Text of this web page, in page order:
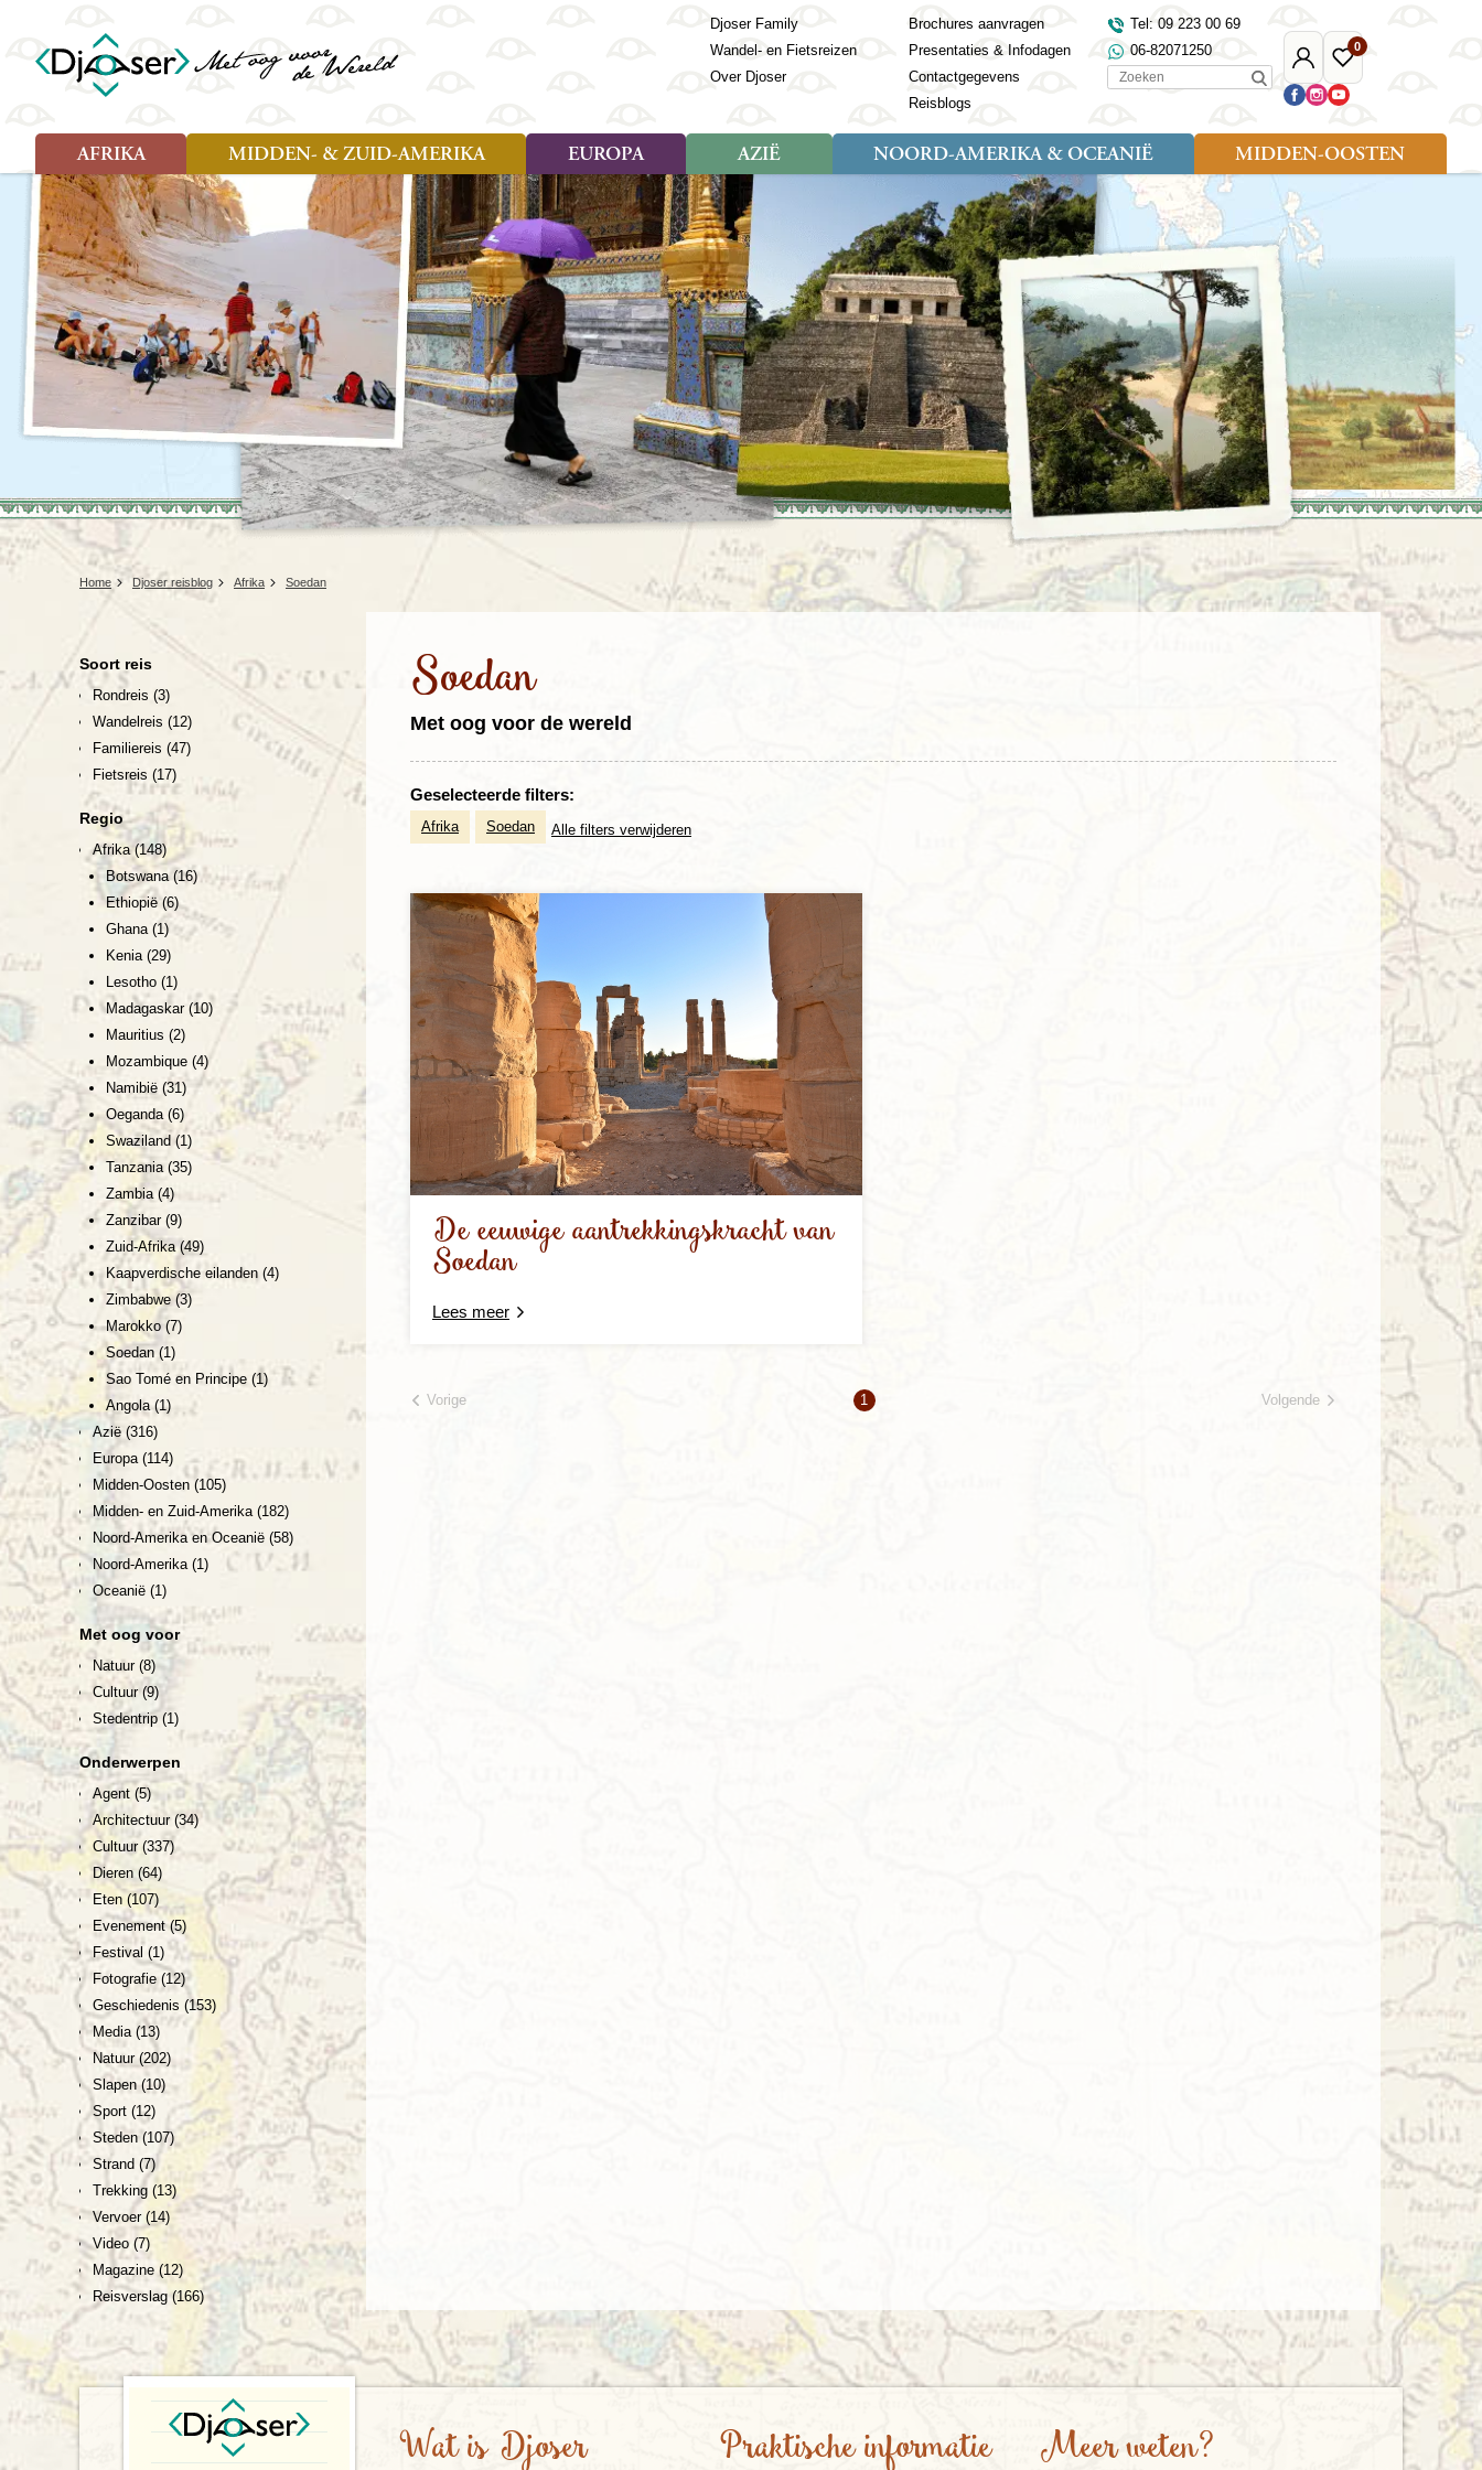
Mijn
Djoser
0
Favoriete
reizen
Djoser Family
Wandel- en Fietsreizen
Over Djoser
Brochures aanvragen
Presentaties & Infodagen
Contactgegevens
Reisblogs
Tel: 09 223 00 69
06-82071250
Zoeken
AFRIKA
Soort reizen
Rondreis (26)
Familiereis (10)
Fietsreis (2)
Wandelreis (1)
Cultuur (3)
Natuur (6)
Nieuwe reizen
Voodoo in Benin en Togo, 16
Landen
Angola
Ghana
Kaapverdië
Kenia
Madagaskar
Malawi
Mauritius
Mozambique
Namibië
Oeganda
Sao Tomé en Principe
Swaziland
Tanzania
Togo
Zambia
Zanzibar
Zimbabwe
Zuid-Afrika
MIDDEN- & ZUID-AMERIKA
Soort reizen
Rondreis (25)
Familiereis (11)
Fietsreis (1)
Cultuur (9)
Natuur (13)
Landen
Amazone
Argentinië
Belize
Bolivia
Brazilië
Chili
Colombia
Costa Rica
Cuba
Ecuador
El Salvador
(Frans) Guyana
Galapagos
Guatemala
Honduras
Mexico
Nicaragua
Paaseiland
Paraguay
Peru
Suriname
EUROPA
Soort reizen
Rondreis (28)
Familiereis (11)
Fietsreis (8)
Wandelreis (23)
Cultuur (12)
Natuur (3)
Armenië
Azerbeidzjan
Azoren
Balkan
Baltische Staten
Bosnië en Herzegovina
Bulgarije
Engeland
Finland
Frankrijk
Georgië
Griekenland
IJsland
Ierland
Italië
Kaapverdië
Kosovo
Kroatië
Lapland
Letland
Litouwen
Madeira
Montenegro
Noord-Macedonië
Noorwegen
Polen
Portugal
Roemenië
Sardinië
Schotland
Servië
Spanje
Turkije
Verenigd Koninkrijk
Wales
AZIË
Soort reizen
Rondreis (57)
Familiereis (22)
Fietsreis (3)
Cultuur (28)
Natuur (16)
Nieuwe reizen
Rondreis China & Tibet, 42
dagen
Rondreis Sulawesi &
Molukken, 22 dagen
Bangladesh
Bhutan
Cambodja
China
Filipijnen
India
Indochina
Indonesië
Japan
Jordanië
Kazachstan
Kirgizië
Laos
Malediven
Maleisië
Mongolië
Nepal
Oezbekistan
Singapore
Sri Lanka
Taiwan
Thailand
Tibet
Turkmenistan
Vietnam
Zijderoute
Zuid-Korea
NOORD-AMERIKA & OCEANIË
Rondreis (7)
Familiereis (2)
Natuur (5)
Landen
Alaska
Australië
Nieuw-Zeeland
Verenigde Staten
MIDDEN-OOSTEN
Soort reizen
Rondreis (18)
Familiereis (9)
Cultuur (8)
Landen
Egypte
Jordanië
Marokko
Oman
Saoedi-Arabië
Tunesië
Turkije
Home Djoser reisblog Afrika Soedan
Soedan
Met oog voor de wereld
Geselecteerde filters:
Afrika Soedan Alle filters verwijderen
De eeuwige aantrekkingskracht van
Soedan
Lees meer
Vorige 1 Volgende
Soort reis
Rondreis (3)
Wandelreis (12)
Familiereis (47)
Fietsreis (17)
Regio
Afrika(148)
Botswana (16)
Ethiopië (6)
Ghana (1)
Kenia (29)
Lesotho (1)
Madagaskar (10)
Mauritius (2)
Mozambique (4)
Namibië (31)
Oeganda (6)
Swaziland (1)
Tanzania (35)
Zambia (4)
Zanzibar (9)
Zuid-Afrika(49)
Kaapverdische eilanden (4)
Zimbabwe (3)
Marokko (7)
Soedan (1)
Sao Tomé en Principe (1)
Angola(1)
Azië (316)
Europa (114)
Midden-Oosten (105)
Midden- en Zuid-Amerika (182)
Noord-Amerika en Oceanië (58)
Noord-Amerika (1)
Oceanië (1)
Met oog voor
Natuur (8)
Cultuur(9)
Stedentrip (1)
Onderwerpen
Agent (5)
Architectuur (34)
Cultuur (337)
Dieren (64)
Eten (107)
Evenement(5)
Festival (1)
Fotografie (12)
Geschiedenis (153)
Media (13)
Natuur (202)
Slapen (10)
Sport (12)
Steden(107)
Strand (7)
Trekking (13)
Vervoer (14)
Video (7)
Magazine (12)
Reisverslag (166)
Wat is Djoser Praktische informatie Meer weten?